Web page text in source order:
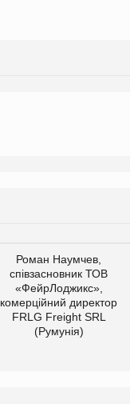
Роман Наумчев,
співзасновник ТОВ
«ФейрЛоджикс»,
комерційний директор
FRLG Freight SRL
(Румунія)